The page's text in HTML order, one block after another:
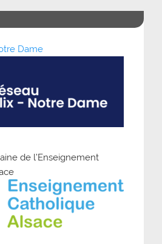
Dame
de l’Enseignement